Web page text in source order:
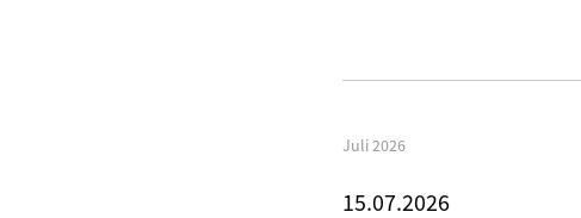
Juli 2026
15.07.2026